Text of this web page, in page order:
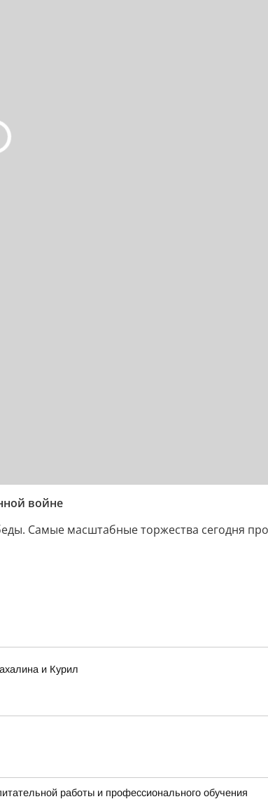
войне
Самые масштабные торжества сегодня
и Курил
работы и профессионального обучения